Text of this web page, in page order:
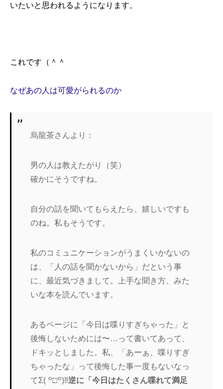
いたいと思われるようになります。
これです（＾＾
なぜあの人は可愛がられるのか
烏龍茶さんより：
男の人は教えたがり（笑）
確かにそうですね。
自分の話を聞いてもらえたら、嬉しいですも
のね。私もそうです。
私のコミュニケーションがうまくいかないの
は、「人の話を聞かないから」だという事
に、最近気づきまして。上手な聞き方、みた
いな本を読んでいます。
あるページに「今日は喋りすぎちゃった」と
後悔しないためには〜…って書いてあって、
ドキッとしました。私、「あーぁ、喋りすぎ
ちゃったな」って後悔した事一度もないなっ
てΣ( ꒪□꒪)‼逆に「今日はたくさん喋れて満足